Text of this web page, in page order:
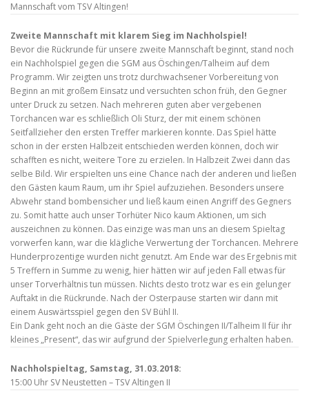
Mannschaft vom TSV Altingen!
Zweite Mannschaft mit klarem Sieg im Nachholspiel!
Bevor die Rückrunde für unsere zweite Mannschaft beginnt, stand noch
ein Nachholspiel gegen die SGM aus Öschingen/Talheim auf dem
Programm. Wir zeigten uns trotz durchwachsener Vorbereitung von
Beginn an mit großem Einsatz und versuchten schon früh, den Gegner
unter Druck zu setzen. Nach mehreren guten aber vergebenen
Torchancen war es schließlich Oli Sturz, der mit einem schönen
Seitfallzieher den ersten Treffer markieren konnte. Das Spiel hätte
schon in der ersten Halbzeit entschieden werden können, doch wir
schafften es nicht, weitere Tore zu erzielen. In Halbzeit Zwei dann das
selbe Bild. Wir erspielten uns eine Chance nach der anderen und ließen
den Gästen kaum Raum, um ihr Spiel aufzuziehen. Besonders unsere
Abwehr stand bombensicher und ließ kaum einen Angriff des Gegners
zu. Somit hatte auch unser Torhüter Nico kaum Aktionen, um sich
auszeichnen zu können. Das einzige was man uns an diesem Spieltag
vorwerfen kann, war die klägliche Verwertung der Torchancen. Mehrere
Hunderprozentige wurden nicht genutzt. Am Ende war des Ergebnis mit
5 Treffern in Summe zu wenig, hier hätten wir auf jeden Fall etwas für
unser Torverhältnis tun müssen. Nichts desto trotz war es ein gelunger
Auftakt in die Rückrunde. Nach der Osterpause starten wir dann mit
einem Auswärtsspiel gegen den SV Bühl II.
Ein Dank geht noch an die Gäste der SGM Öschingen II/Talheim II für ihr
kleines „Present“, das wir aufgrund der Spielverlegung erhalten haben.
Nachholspieltag, Samstag, 31.03.2018:
15:00 Uhr SV Neustetten – TSV Altingen II